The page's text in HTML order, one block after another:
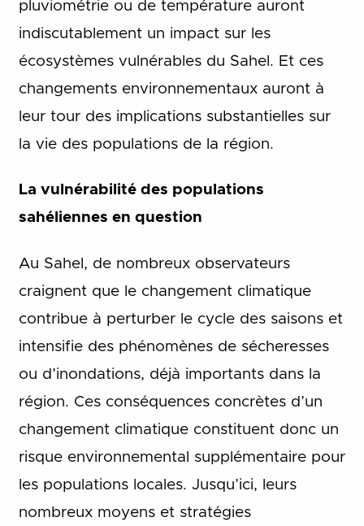
pluviométrie ou de température auront
indiscutablement un impact sur les
écosystèmes vulnérables du Sahel. Et ces
changements environnementaux auront à
leur tour des implications substantielles sur
la vie des populations de la région.
La vulnérabilité des populations
sahéliennes en question
Au Sahel, de nombreux observateurs
craignent que le changement climatique
contribue à perturber le cycle des saisons et
intensifie des phénomènes de sécheresses
ou d’inondations, déjà importants dans la
région. Ces conséquences concrètes d’un
changement climatique constituent donc un
risque environnemental supplémentaire pour
les populations locales. Jusqu’ici, leurs
nombreux moyens et stratégies